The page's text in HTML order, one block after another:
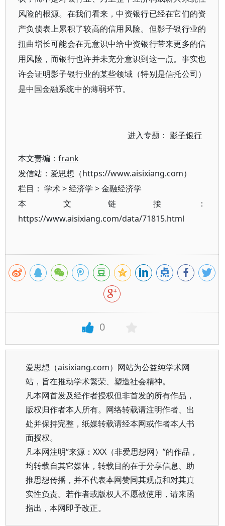
风险的根源。在我们看来，中资银行已经在它们的资
产负债表上累积了较高的信用风险。但影子银行业的
扭曲增长可能会在无意识中给中资银行带来更多的信
用风险，而银行也许并未充分意识到这一点。事实也
许会证明影子银行业的某些领域（特别是信托公司）
是中国金融系统中的薄弱环节。
进入专题：影子银行
本文责编： frank
发信站：爱思想（https://www.aisixiang.com）
栏目： 学术>经济学 >金融经济学
本文链接：
https://www.aisixiang.com/data/71815.html
0
爱思想（aisixiang.com）网站为公益纯学术网
站，旨在推动学术繁荣、塑造社会精神。
凡本网首发及经作者授权但非首发的所有作品，
版权归作者本人所有。网络转载请注明作者、出
处并保持完整，纸媒转载请经本网或作者本人书
面授权。
凡本网注明“来源：XXX（非爱思想网）”的作品，
均转载自其它媒体，转载目的在于分享信息、助
推思想传播，并不代表本网赞同其观点和对其真
实性负责。若作者或版权人不愿被使用，请来函
指出，本网即予改正。